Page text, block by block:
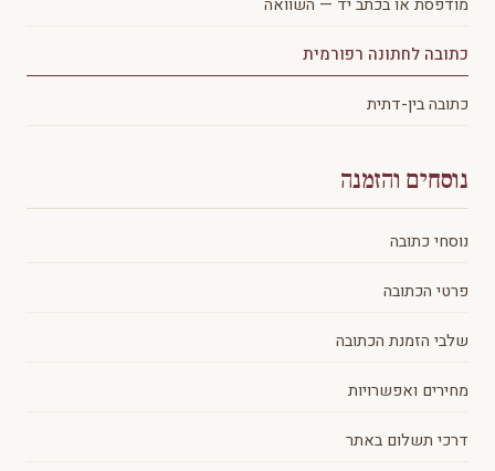
מודפסת או בכתב יד — השוואה
כתובה לחתונה רפורמית
כתובה בין-דתית
נוסחים והזמנה
נוסחי כתובה
פרטי הכתובה
שלבי הזמנת הכתובה
מחירים ואפשרויות
דרכי תשלום באתר